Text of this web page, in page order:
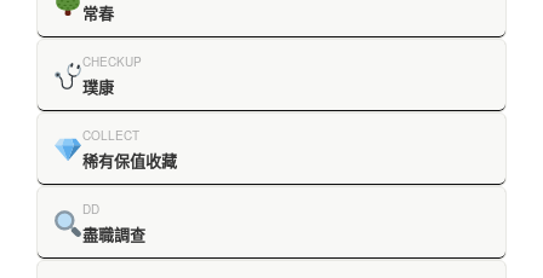
常春
CHECKUP
璞康
COLLECT
稀有保值收藏
DD
盡職調查